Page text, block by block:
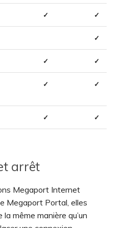
✓ ✓
✓
✓ ✓
✓ ✓
✓ ✓
arrêt
Megaport Internet
Megaport Portal, elles
même manière qu’un